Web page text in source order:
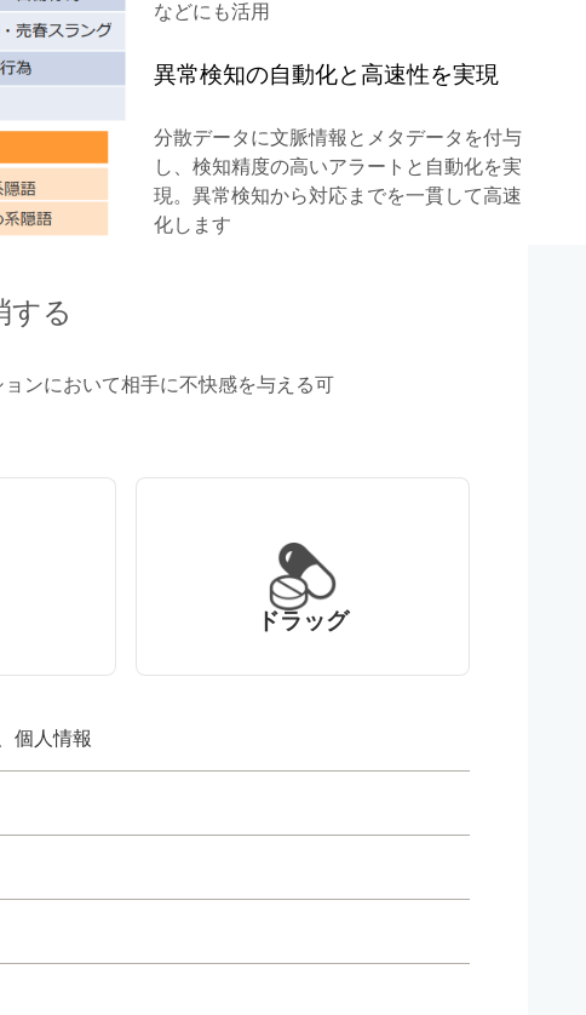
などにも活用
異常検知の自動化と高速性を実現
分散データに文脈情報とメタデータを付与
し、検知精度の高いアラートと自動化を実
現。異常検知から対応までを一貫して高速
化します
する
ンにおいて相手に不快感を与える可
ドラッグ
個人情報